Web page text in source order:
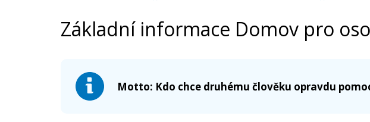
Základní informace Domov pro
Motto: Kdo chce druhému člověku opravdu